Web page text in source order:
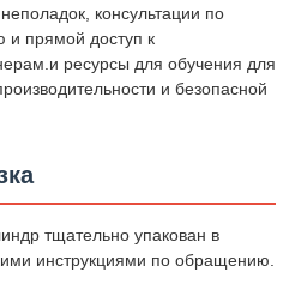
консультации по
и прямой доступ к
ресурсы для обучения для
и безопасной
тщательно упакован в
инструкциями по обращению.